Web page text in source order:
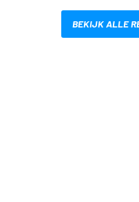
BEKIJK ALLE